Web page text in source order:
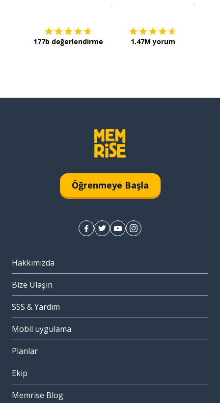
177b değerlendirme 1.47M yorum
Öğrenmeye Başla
Hakkımızda
Bize Ulaşın
SSS & Yardım
Mobil uygulama
Planlar
Ekip
Memrise Blog